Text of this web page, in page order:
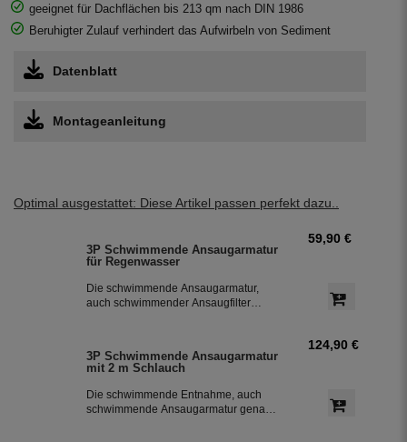
geeignet für Dachflächen bis 213 qm nach DIN 1986
Beruhigter Zulauf verhindert das Aufwirbeln von Sediment
Datenblatt
Montageanleitung
Optimal ausgestattet: Diese Artikel passen perfekt dazu..
3P Schwimmende Ansaugarmatur
für Regenwasser
Die schwimmende Ansaugarmatur,
auch schwimmender Ansaugfilter
Die schwimmende Entnahme ist die 4.
Reinigungsstufe für sauberes
Regenwasser.
59,90 €
3P Schwimmende Ansaugarmatur
mit 2 m Schlauch
Die schwimmende Entnahme, auch
schwimmende Ansaugarmatur genannt
124,90 €